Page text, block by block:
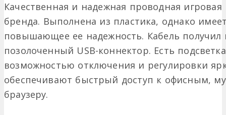
Качественная и надежная проводная игровая
бренда. Выполнена из пластика, однако
повышающее ее надежность. Кабель получил
позолоченный USB-коннектор. Есть
возможностью отключения и регулировки
обеспечивают быстрый доступ к офисным,
браузеру.